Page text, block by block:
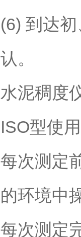
(6) 到达
认。
水泥稠度
ISO型使
每次测定
的环境中
每次测定